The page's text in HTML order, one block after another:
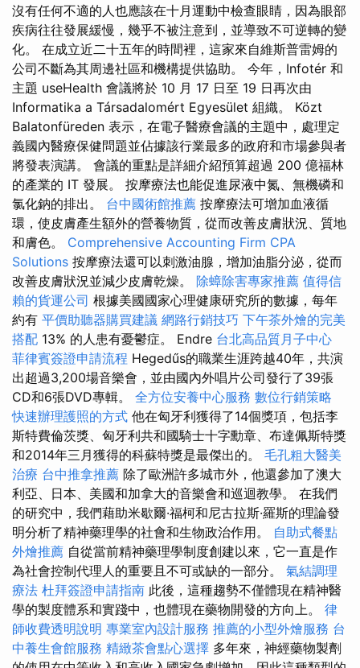
沒有任何不適的人也應該在十月運動中檢查眼睛，因為眼部
疾病往往發展緩慢，幾乎不被注意到，並導致不可逆轉的變
化。 在成立近二十五年的時間裡，這家來自維斯普雷姆的
公司不斷為其周邊社區和機構提供協助。 今年，Infotér 和
主題 useHealth 會議將於 10 月 17 日至 19 日再次由
Informatika a Társadalomért Egyesület 組織。 Közt
Balatonfüreden 表示，在電子醫療會議的主題中，處理定
義國內醫療保健問題並佔據該行業最多的政府和市場參與者
將發表演講。 會議的重點是詳細介紹預算超過 200 億福林
的產業的 IT 發展。 按摩療法也能促進尿液中氮、無機磷和
氯化鈉的排出。 台中國術館推薦 按摩療法可增加血液循
環，使皮膚產生額外的營養物質，從而改善皮膚狀況、質地
和膚色。 Comprehensive Accounting Firm CPA
Solutions 按摩療法還可以刺激油腺，增加油脂分泌，從而
改善皮膚狀況並減少皮膚乾燥。 除蟑除害專家推薦 值得信
賴的貨運公司 根據美國國家心理健康研究所的數據，每年
約有 平價助聽器購買建議 網路行銷技巧 下午茶外燴的完美
搭配 13% 的人患有憂鬱症。 Endre 台北高品質月子中心
菲律賓簽證申請流程 Hegedűs的職業生涯跨越40年，共演
出超過3,200場音樂會，並由國內外唱片公司發行了39張
CD和6張DVD專輯。 全方位安養中心服務 數位行銷策略
快速辦理護照的方式 他在匈牙利獲得了14個獎項，包括李
斯特費倫茨獎、匈牙利共和國騎士十字勳章、布達佩斯特獎
和2014年三月獲得的科蘇特獎是最傑出的。 毛孔粗大醫美
治療 台中推拿推薦 除了歐洲許多城市外，他還參加了澳大
利亞、日本、美國和加拿大的音樂會和巡迴教學。 在我們
的研究中，我們藉助米歇爾·福柯和尼古拉斯·羅斯的理論發
明分析了精神藥理學的社會和生物政治作用。 自助式餐點
外燴推薦 自從當前精神藥理學制度創建以來，它一直是作
為社會控制代理人的重要且不可或缺的一部分。 氣結調理
療法 杜拜簽證申請指南 此後，這種趨勢不僅體現在精神醫
學的製度體系和實踐中，也體現在藥物開發的方向上。 律
師收費透明說明 專業室內設計服務 推薦的小型外燴服務 台
中養生會館服務 精緻茶會點心選擇 多年來，神經藥物製劑